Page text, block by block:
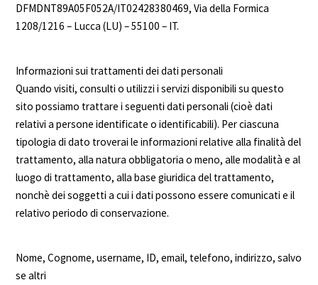
DFMDNT89A05F052A/IT02428380469, Via della Formica
1208/1216 – Lucca (LU) – 55100 – IT.
Informazioni sui trattamenti dei dati personali
Quando visiti, consulti o utilizzi i servizi disponibili su questo
sito possiamo trattare i seguenti dati personali (cioè dati
relativi a persone identificate o identificabili). Per ciascuna
tipologia di dato troverai le informazioni relative alla finalità del
trattamento, alla natura obbligatoria o meno, alle modalità e al
luogo di trattamento, alla base giuridica del trattamento,
nonchè dei soggetti a cui i dati possono essere comunicati e il
relativo periodo di conservazione.
Nome, Cognome, username, ID, email, telefono, indirizzo, salvo
se altri